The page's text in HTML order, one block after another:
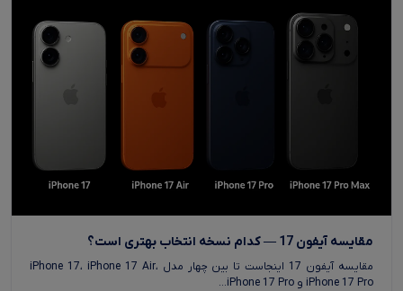
مقایسه آیفون 17 — کدام نسخه انتخاب بهتری است؟
مقایسه آیفون 17 اینجاست تا بین چهار مدل iPhone 17، iPhone 17 Air،
iPhone 17 Pro و iPhone 17 Pro...